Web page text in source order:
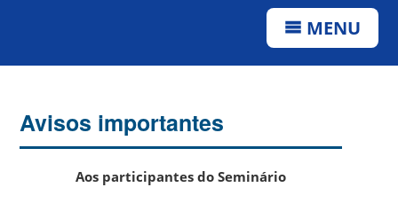
MENU
Avisos importantes
Aos participantes do Seminário